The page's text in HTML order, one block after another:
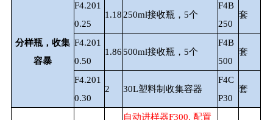
分样瓶，收集
容暴
F4.201
0.25
1.18 250ml接收瓶，5个
F4B
250
套
F4.201
0.50
1.86500ml接收瓶，5个
F4B
500
套
F4.201
0.30
2 30L塑料制收集容器
F4C
P30
套
自动进样器F300, 配置